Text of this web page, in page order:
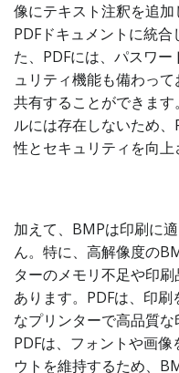
像にテキスト注釈を追
PDFドキュメントに統
た、PDFには、パスワ
ュリティ機能も備わっ
共有することができま
ルには存在しないため
性とセキュリティを向上
加えて、BMPは印刷に
ん。特に、高解像度の
ターのメモリ不足や印
あります。PDFは、印
なプリンターで高品質な
PDFは、フォントや画
ウトを維持するため、